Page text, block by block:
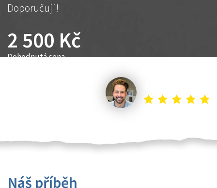
Doporučuji!
2 500 Kč
Dohodnutá cena
Náš příběh